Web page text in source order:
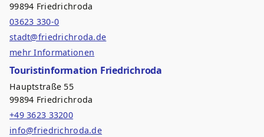
99894 Friedrichroda
03623 330-0
stadt@friedrichroda.de
mehr Informationen
Touristinformation Friedrichroda
Hauptstraße 55
99894 Friedrichroda
+49 3623 33200
info@friedrichroda.de